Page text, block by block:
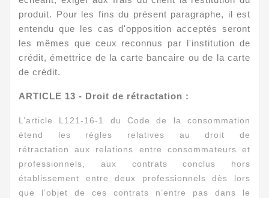
produit. Pour les fins du présent paragraphe, il est
entendu que les cas d'opposition acceptés seront
les mêmes que ceux reconnus par l'institution de
crédit, émettrice de la carte bancaire ou de la carte
de crédit.
ARTICLE 13 - Droit de rétractation :
L’article L121-16-1 du Code de la consommation
étend les règles relatives au droit de
rétractation aux relations entre consommateurs et
professionnels, aux contrats conclus hors
établissement entre deux professionnels dès lors
que l’objet de ces contrats n’entre pas dans le